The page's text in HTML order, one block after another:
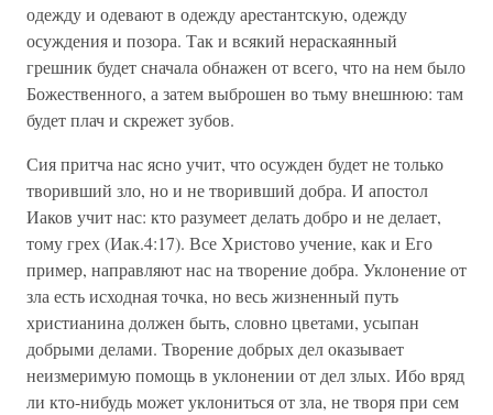
одежду и одевают в одежду арестантскую, одежду
осуждения и позора. Так и всякий нераскаянный
грешник будет сначала обнажен от всего, что на нем было
Божественного, а затем выброшен во тьму внешнюю: там
будет плач и скрежет зубов.
Сия притча нас ясно учит, что осужден будет не только
творивший зло, но и не творивший добра. И апостол
Иаков учит нас: кто разумеет делать добро и не делает,
тому грех (Иак.4:17). Все Христово учение, как и Его
пример, направляют нас на творение добра. Уклонение от
зла есть исходная точка, но весь жизненный путь
христианина должен быть, словно цветами, усыпан
добрыми делами. Творение добрых дел оказывает
неизмеримую помощь в уклонении от дел злых. Ибо вряд
ли кто-нибудь может уклониться от зла, не творя при сем